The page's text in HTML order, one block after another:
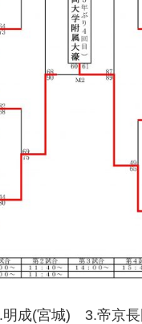
成(宮城) 3.帝京